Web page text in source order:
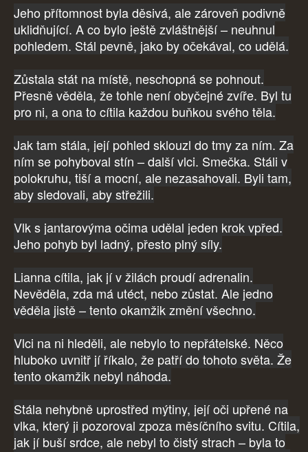
Jeho přítomnost byla děsivá, ale zároveň podivně
uklidňující. A co bylo ještě zvláštnější – neuhnul
pohledem. Stál pevně, jako by očekával, co udělá.
Zůstala stát na místě, neschopná se pohnout.
Přesně věděla, že tohle není obyčejné zvíře. Byl tu
pro ni, a ona to cítila každou buňkou svého těla.
Jak tam stála, její pohled sklouzl do tmy za ním. Za
ním se pohyboval stín – další vlci. Smečka. Stáli v
polokruhu, tiší a mocní, ale nezasahovali. Byli tam,
aby sledovali, aby střežili.
Vlk s jantarovýma očima udělal jeden krok vpřed.
Jeho pohyb byl ladný, přesto plný síly.
Lianna cítila, jak jí v žilách proudí adrenalin.
Nevěděla, zda má utéct, nebo zůstat. Ale jedno
věděla jistě – tento okamžik změní všechno.
Vlci na ni hleděli, ale nebylo to nepřátelské. Něco
hluboko uvnitř jí říkalo, že patří do tohoto světa. Že
tento okamžik nebyl náhoda.
Stála nehybně uprostřed mýtiny, její oči upřené na
vlka, který ji pozoroval zpoza měsíčního svitu. Cítila,
jak jí buší srdce, ale nebyl to čistý strach – byla to